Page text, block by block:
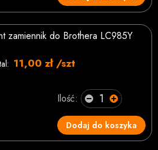
zamiennik do Brothera LC985Y
11,00 zł /szt
Ilość:
Dodaj do koszyka